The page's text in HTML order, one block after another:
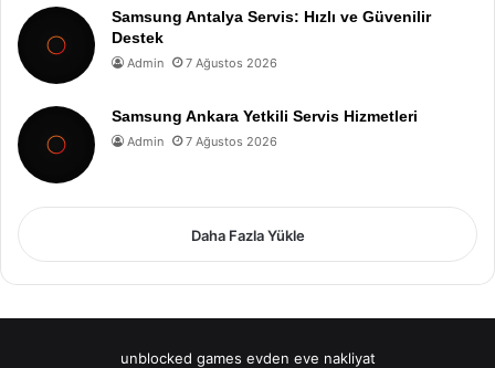
Samsung Antalya Servis: Hızlı ve Güvenilir
Destek
Admin 7 Ağustos 2026
Samsung Ankara Yetkili Servis Hizmetleri
Admin 7 Ağustos 2026
Daha Fazla Yükle
unblocked games evden eve nakliyat